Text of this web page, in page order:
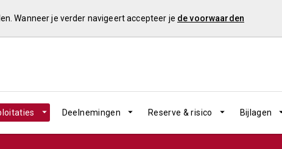
Wanneer je verder navigeert accepteer je de voorwaarden
Deelnemingen Reserve & risico Bijlagen